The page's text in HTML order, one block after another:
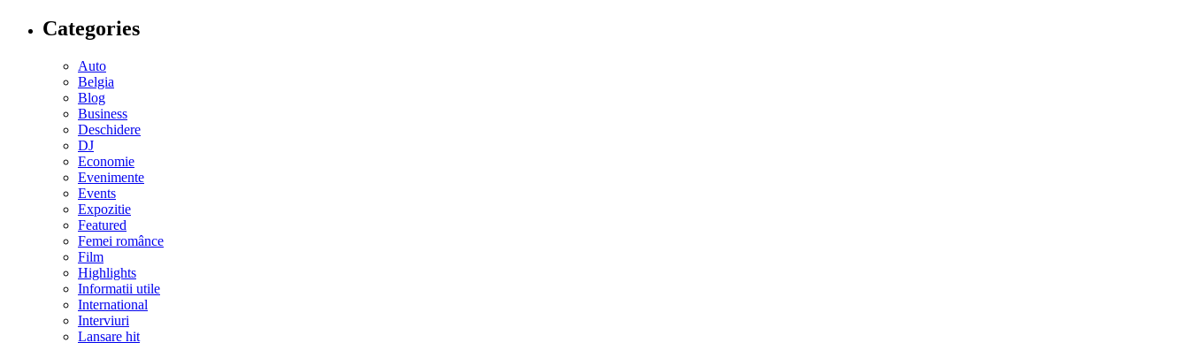
Categories
Auto
Belgia
Blog
Business
Deschidere
DJ
Economie
Evenimente
Events
Expozitie
Featured
Femei românce
Film
Highlights
Informatii utile
International
Interviuri
Lansare hit